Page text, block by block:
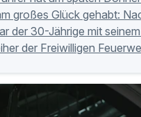
großes Glück gehabt:
der 30-Jährige mit
der Freiwilligen